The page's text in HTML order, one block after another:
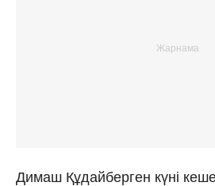
Димаш Құдайберген күні